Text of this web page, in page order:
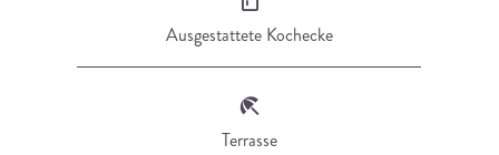
Ausgestattete Kochecke
Terrasse